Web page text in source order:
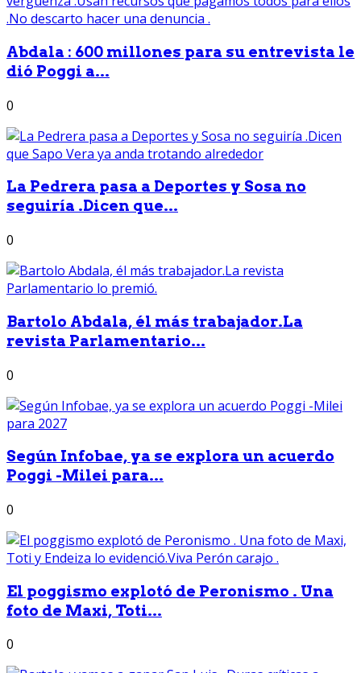
Abdala : 600 millones para su entrevista le
dió Poggi a...
0
La Pedrera pasa a Deportes y Sosa no
seguiría .Dicen que...
0
Bartolo Abdala, él más trabajador.La
revista Parlamentario...
0
Según Infobae, ya se explora un acuerdo
Poggi -Milei para...
0
El poggismo explotó de Peronismo . Una
foto de Maxi, Toti...
0